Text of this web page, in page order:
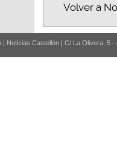
Volver a
Noticias Castellón | C/ La Olivera, 5